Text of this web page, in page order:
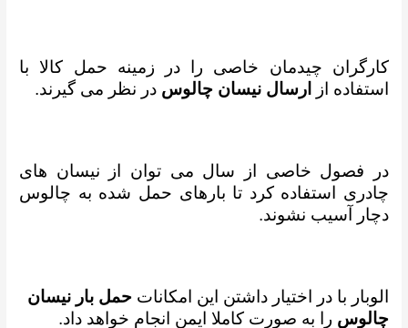
کارگران چیدمان خاصی را در زمینه حمل کالا با
استفاده از
ارسال نیسان چالوس در نظر می گیرند.
در فصول خاصی از سال می توان از نیسان های
چادری استفاده کرد تا بارهای حمل شده به چالوس
دچار آسیب نشوند.
الوبار با در اختیار داشتن این امکاناتحمل بار نیسان
چالوس را به صورت کاملا ایمن انجام خواهد داد.